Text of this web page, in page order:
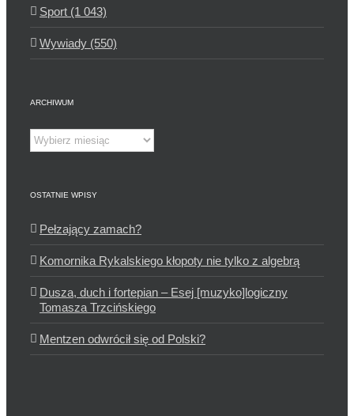
Sport (1 043)
Wywiady (550)
ARCHIWUM
Archiwum
OSTATNIE WPISY
Pełzający zamach?
Komornika Rykalskiego kłopoty nie tylko z algebrą
Dusza, duch i fortepian – Esej [muzyko]logiczny
Tomasza Trzcińskiego
Mentzen odwrócił się od Polski?